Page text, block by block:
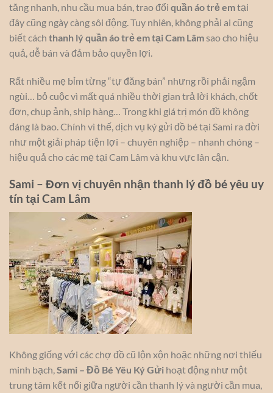
tăng nhanh, nhu cầu mua bán, trao đổi quần áo trẻ emtại
đây cũng ngày càng sôi động. Tuy nhiên, không phải ai cũng
biết cách thanh lý quần áo trẻ em tại Cam Lâmsao cho hiệu
quả, dễ bán và đảm bảo quyền lợi.
Rất nhiều mẹ bỉm từng “tự đăng bán” nhưng rồi phải ngậm
ngùi… bỏ cuộc vì mất quá nhiều thời gian trả lời khách, chốt
đơn, chụp ảnh, ship hàng… Trong khi giá trị món đồ không
đáng là bao. Chính vì thế, dịch vụ ký gửi đồ bé tại Sami ra đời
như một giải pháp tiện lợi – chuyên nghiệp – nhanh chóng –
hiệu quả cho các mẹ tại Cam Lâm và khu vực lân cận.
Sami – Đơn vị chuyên nhận thanh lý đồ bé yêu uy
tín tại Cam Lâm
Không giống với các chợ đồ cũ lộn xộn hoặc những nơi thiếu
minh bạch, Sami – Đồ Bé Yêu Ký Gửi hoạt động như một
trung tâm kết nối giữa người cần thanh lý và người cần mua,